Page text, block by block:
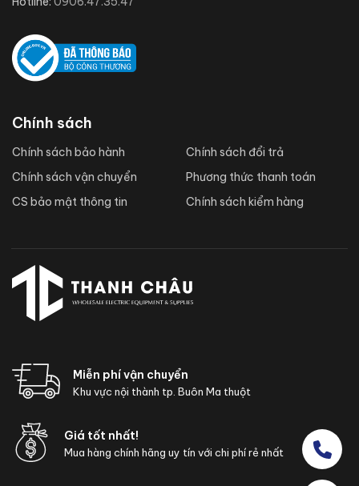
Chính sách
Chính sách bảo hành
Chính sách vận chuyển
CS bảo mật thông tin
Chính sách đổi trả
Phương thức thanh toán
Chính sách kiểm hàng
Miễn phí vận chuyển
Khu vực nội thành tp. Buôn Ma thuột
Giá tốt nhất!
Mua hàng chính hãng uy tín với chi phí rẻ nhất